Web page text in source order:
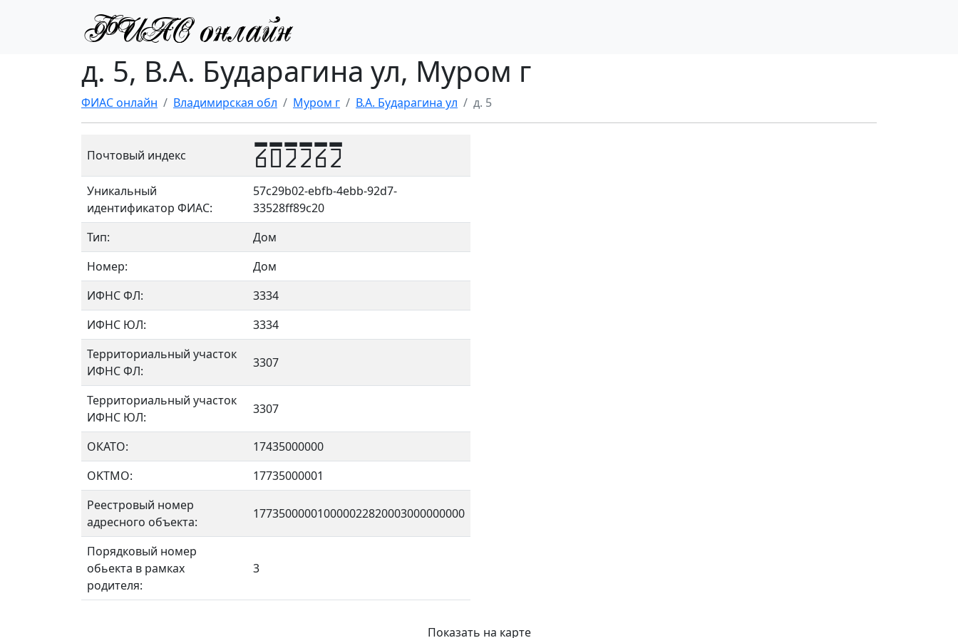
д. 5, В.А. Бударагина ул, Муром г
ФИАС онлайн Владимирская обл Муром г В.А. Бударагина ул д. 5
Почтовый индекс 602262
Уникальный
идентификатор ФИАС:
57c29b02-ebfb-4ebb-92d7-
33528ff89c20
Тип:
Дом
Номер:
Дом
ИФНС ФЛ:
3334
ИФНС ЮЛ:
3334
Территориальный участок
ИФНС ФЛ:
3307
Территориальный участок
ИФНС ЮЛ:
3307
ОКАТО:
17435000000
OKTMO:
17735000001
Реестровый номер
адресного объекта:
177350000010000022820003000000000
Порядковый номер
обьекта в рамках
родителя:
3
Показать на карте